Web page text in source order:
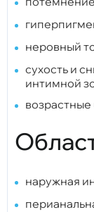
неровный
сухость и
интимной
наружная